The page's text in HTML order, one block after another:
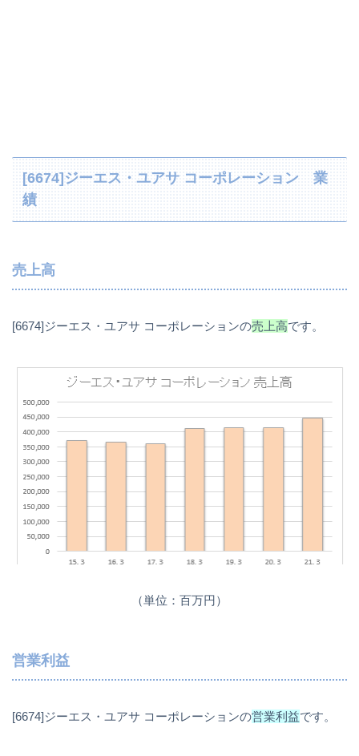
[6674]ジーエス・ユアサ コーポレーション 業
績
売上高
[6674]ジーエス・ユアサ コーポレーションの売上高です。
（単位：百万円）
営業利益
[6674]ジーエス・ユアサ コーポレーションの営業利益です。